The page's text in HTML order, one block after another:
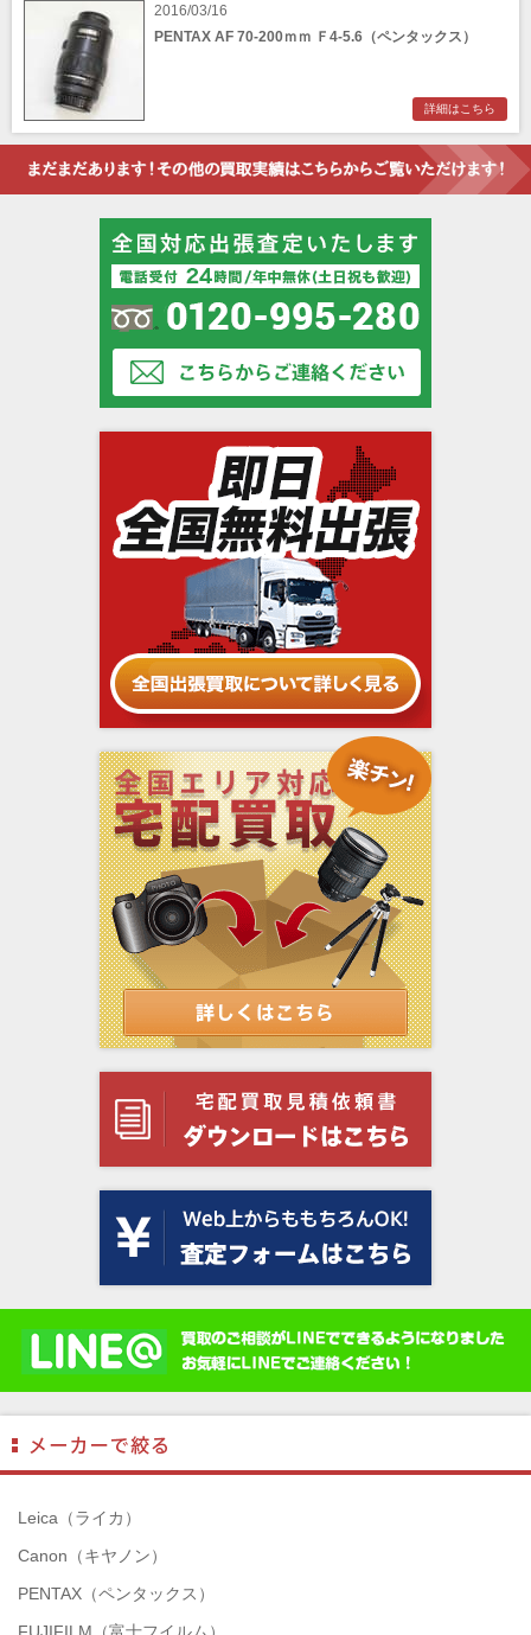
2016/03/16
PENTAX AF 70-200ｍｍ Ｆ4-5.6（ペンタックス）
詳細はこちら
Leica（ライカ）
Canon（キヤノン）
PENTAX（ペンタックス）
FUJIFILM（富士フイルム）